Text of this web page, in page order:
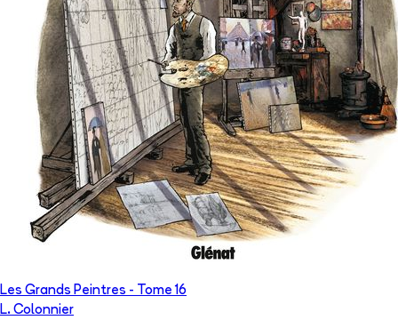
Les Grands Peintres - Tome 16
L. Colonnier